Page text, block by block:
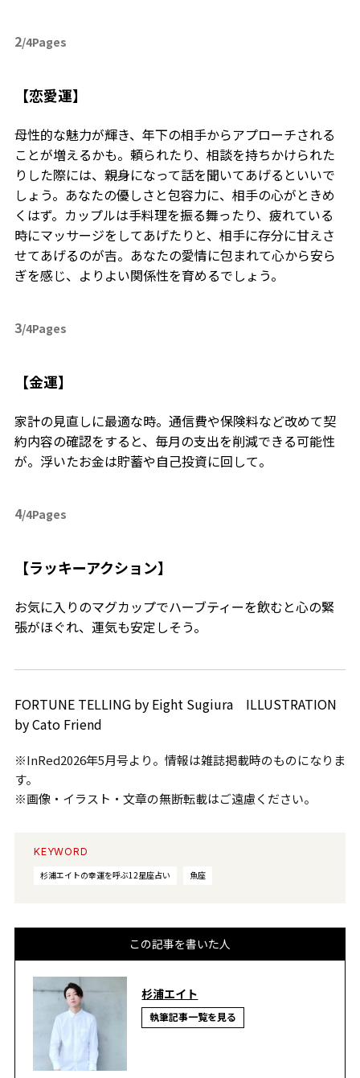
2/4Pages
【恋愛運】
母性的な魅力が輝き、年下の相手からアプローチされる
ことが増えるかも。頼られたり、相談を持ちかけられた
りした際には、親身になって話を聞いてあげるといいで
しょう。あなたの優しさと包容力に、相手の心がときめ
くはず。カップルは手料理を振る舞ったり、疲れている
時にマッサージをしてあげたりと、相手に存分に甘えさ
せてあげるのが吉。あなたの愛情に包まれて心から安ら
ぎを感じ、よりよい関係性を育めるでしょう。
3/4Pages
【金運】
家計の見直しに最適な時。通信費や保険料など改めて契
約内容の確認をすると、毎月の支出を削減できる可能性
が。浮いたお金は貯蓄や自己投資に回して。
4/4Pages
【ラッキーアクション】
お気に入りのマグカップでハーブティーを飲むと心の緊
張がほぐれ、運気も安定しそう。
FORTUNE TELLING by Eight Sugiura ILLUSTRATION
by Cato Friend
※InRed2026年5月号より。情報は雑誌掲載時のものになりま
す。
※画像・イラスト・文章の無断転載はご遠慮ください。
KEYWORD
杉浦エイトの幸運を呼ぶ12星座占い
魚座
この記事を書いた人
杉浦エイト
執筆記事一覧を見る